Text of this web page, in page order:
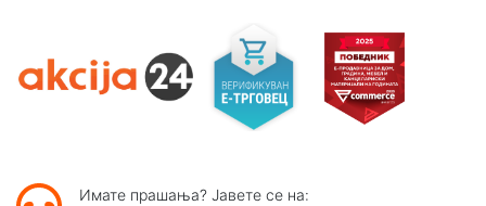
Имате прашања? Јавете се на: